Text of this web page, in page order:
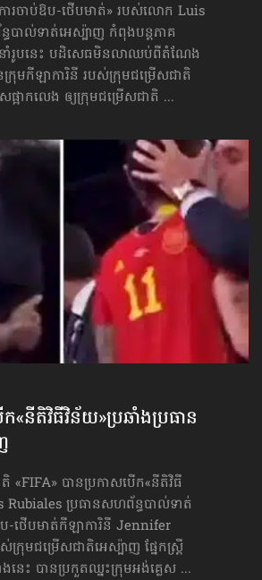
ារចាប់ឱប-ថើបមាត់» របស់លោក Luis
បាល់ទាត់អេស្ប៉ាញ កំពុងបន្តភាគ
ាំរូបនេះ បដិសេធមិនលាឈប់ពីតំណែង
រុមកីឡាការិនី របស់ក្រុមជម្រើសជាតិ
អាកលេង ឲ្យក្រុមជម្រើសជាតិ ...
​«នីតិវិធីវិន័យ»​ប្រឆាំងប្រធាន
«FIFA» បានប្រកាសបើក«នីតិវិធី
ប្រធានសហព័ន្ធបាល់ទាត់
-ថើបមាត់​កីឡាការិនី Jennifer
ក្រុមជម្រើសជាតិអេស្ប៉ាញ ផ្នែកស្ត្រី
នេះ បានប្រកួតឈ្នះក្រុមអង់គ្លេស ...